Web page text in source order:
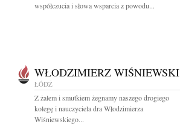
współczucia i słowa wsparcia z powodu...
WŁODZIMIERZ WIŚNIEWSKI
ŁÓDŹ
Z żalem i smutkiem żegnamy naszego drogiego
kolegę i nauczyciela dra Włodzimierza
Wiśniewskiego...